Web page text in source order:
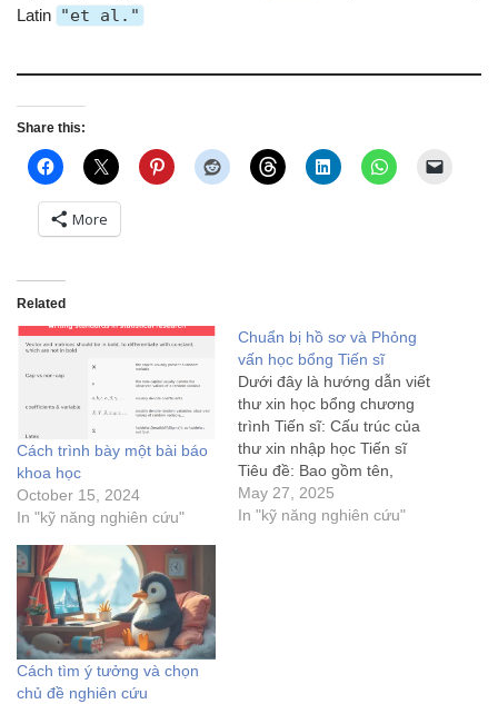
Latin "et al."
Share this:
More
Related
Cách trình bày một bài báo
khoa học
October 15, 2024
In "kỹ năng nghiên cứu"
Chuẩn bị hồ sơ và Phỏng
vấn học bổng Tiến sĩ
Dưới đây là hướng dẫn viết
thư xin học bổng chương
trình Tiến sĩ: Cấu trúc của
thư xin nhập học Tiến sĩ
Tiêu đề: Bao gồm tên,
thông tin liên hệ của bạn và
ngày tháng. Lời chào: Gửi
May 27, 2025
In "kỹ năng nghiên cứu"
Cách tìm ý tưởng và chọn
chủ đề nghiên cứu